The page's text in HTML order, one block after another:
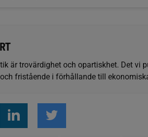
är trovärdighet och opartiskhet. Det vi
fristående i förhållande till